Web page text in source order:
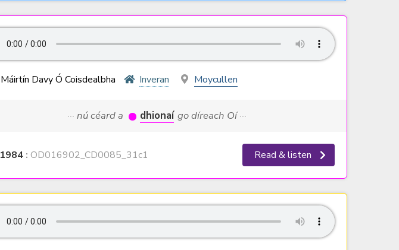
Máirtín Davy Ó Coisdealbha Inveran Moycullen
··· nú céard a dhionaí go díreach Oí ···
1984 : OD016902_CD0085_31c1 Read & listen